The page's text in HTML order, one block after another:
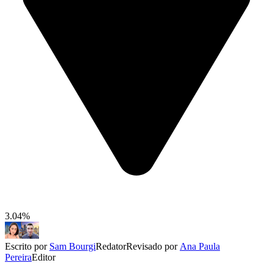
3.04%
Escrito por Sam BourgiRedatorRevisado por Ana Paula
PereiraEditor